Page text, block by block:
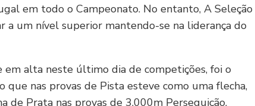
em todo o Campeonato. No entanto, A Seleção
a um nível superior mantendo-se na liderança do
alta neste último dia de competições, foi o
que nas provas de Pista esteve como uma flecha,
de Prata nas provas de 3.000m Perseguição,